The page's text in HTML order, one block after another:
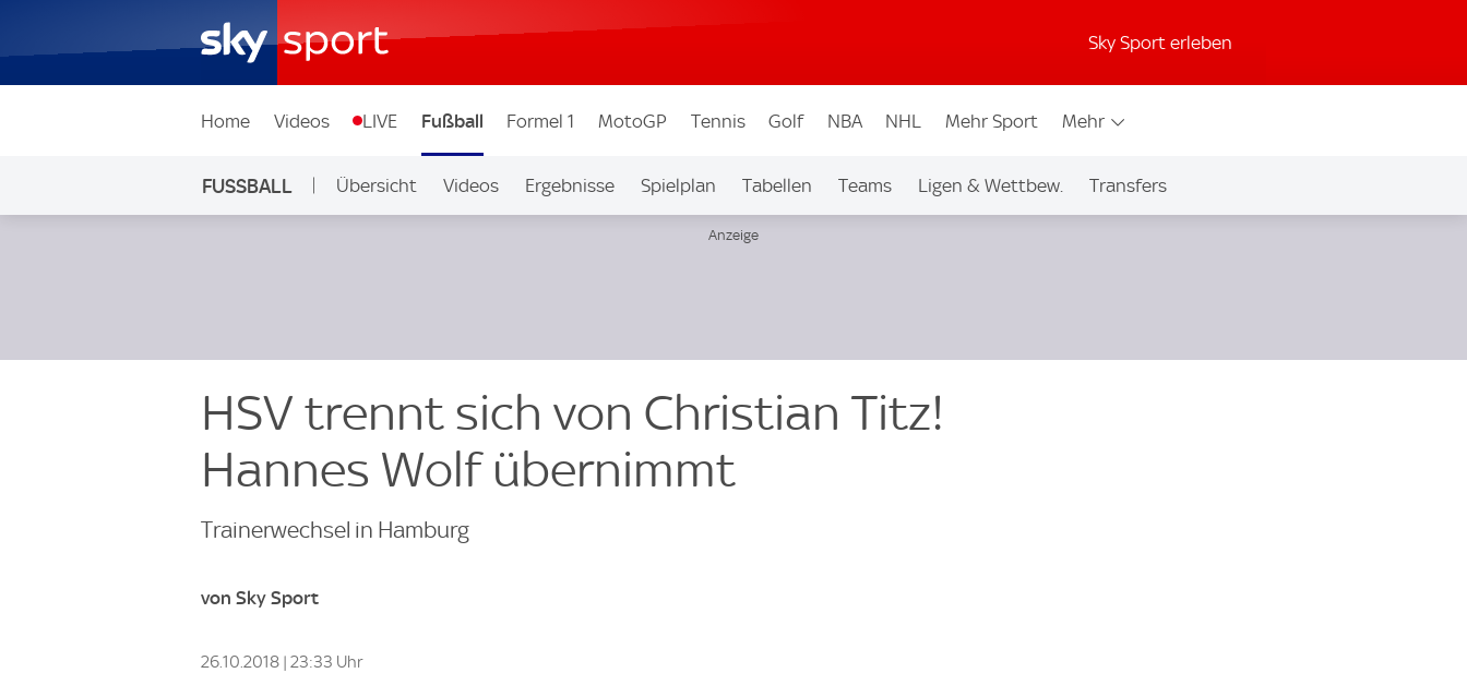
Sky Sport erleben
Home Videos LIVE Fußball Formel 1 MotoGP Tennis Golf NBA NHL Mehr Sport Mehr
FUSSBALL Übersicht Videos Ergebnisse Spielplan Tabellen Teams Ligen & Wettbew. Transfers
HSV trennt sich von Christian Titz!
Hannes Wolf übernimmt
Trainerwechsel in Hamburg
von Sky Sport
26.10.2018 | 23:33 Uhr